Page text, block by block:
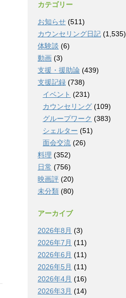
カテゴリー
お知らせ (511)
カウンセリング日記 (1,535)
体験談 (6)
動画 (3)
支援・援助論 (439)
支援記録 (738)
イベント (231)
カウンセリング (109)
グループワーク (383)
シェルター (51)
面会交流 (26)
料理 (352)
日常 (756)
映画評 (20)
未分類 (80)
アーカイブ
2026年8月 (3)
2026年7月 (11)
2026年6月 (11)
2026年5月 (11)
2026年4月 (16)
2026年3月 (14)